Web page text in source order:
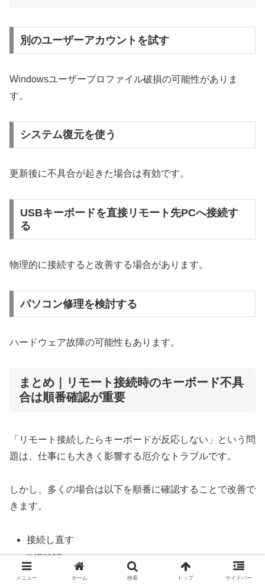
別のユーザーアカウントを試す
Windowsユーザープロファイル破損の可能性がありま
す。
システム復元を使う
更新後に不具合が起きた場合は有効です。
USBキーボードを直接リモート先PCへ接続す
る
物理的に接続すると改善する場合があります。
パソコン修理を検討する
ハードウェア故障の可能性もあります。
まとめ｜リモート接続時のキーボード不具
合は順番確認が重要
「リモート接続したらキーボードが反応しない」という問
題は、仕事にも大きく影響する厄介なトラブルです。
しかし、多くの場合は以下を順番に確認することで改善で
きます。
接続し直す
IME確認
リモート設定確認
メニュー ホーム 検索 トップ サイドバー